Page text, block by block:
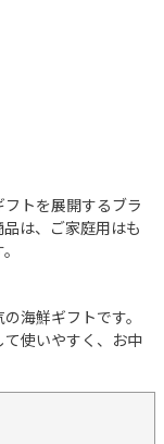
トを展開するブラ
は、ご家庭用はも
海鮮ギフトです。
使いやすく、お中